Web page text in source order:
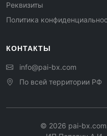
Реквизиты
Политика
КОНТАКТЫ
info@pai-bx.com
По всей территории РФ
© 2026 pai-